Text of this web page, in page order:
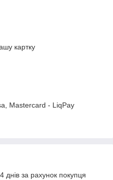
картку
Mastercard - LiqPay
за рахунок покупця